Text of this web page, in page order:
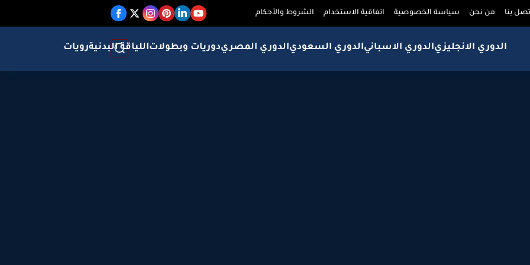
بنا من نحن سياسة الخصوصية اتفاقية الاستخدام الشروط والأحكام
الدوري الانجليزيالدوري الاسبانيالدوري السعوديالدوري المصريدوريات وبطولاتاللياقة البدنيةرويات